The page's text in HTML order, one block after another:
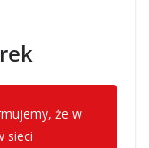
że w
sieci